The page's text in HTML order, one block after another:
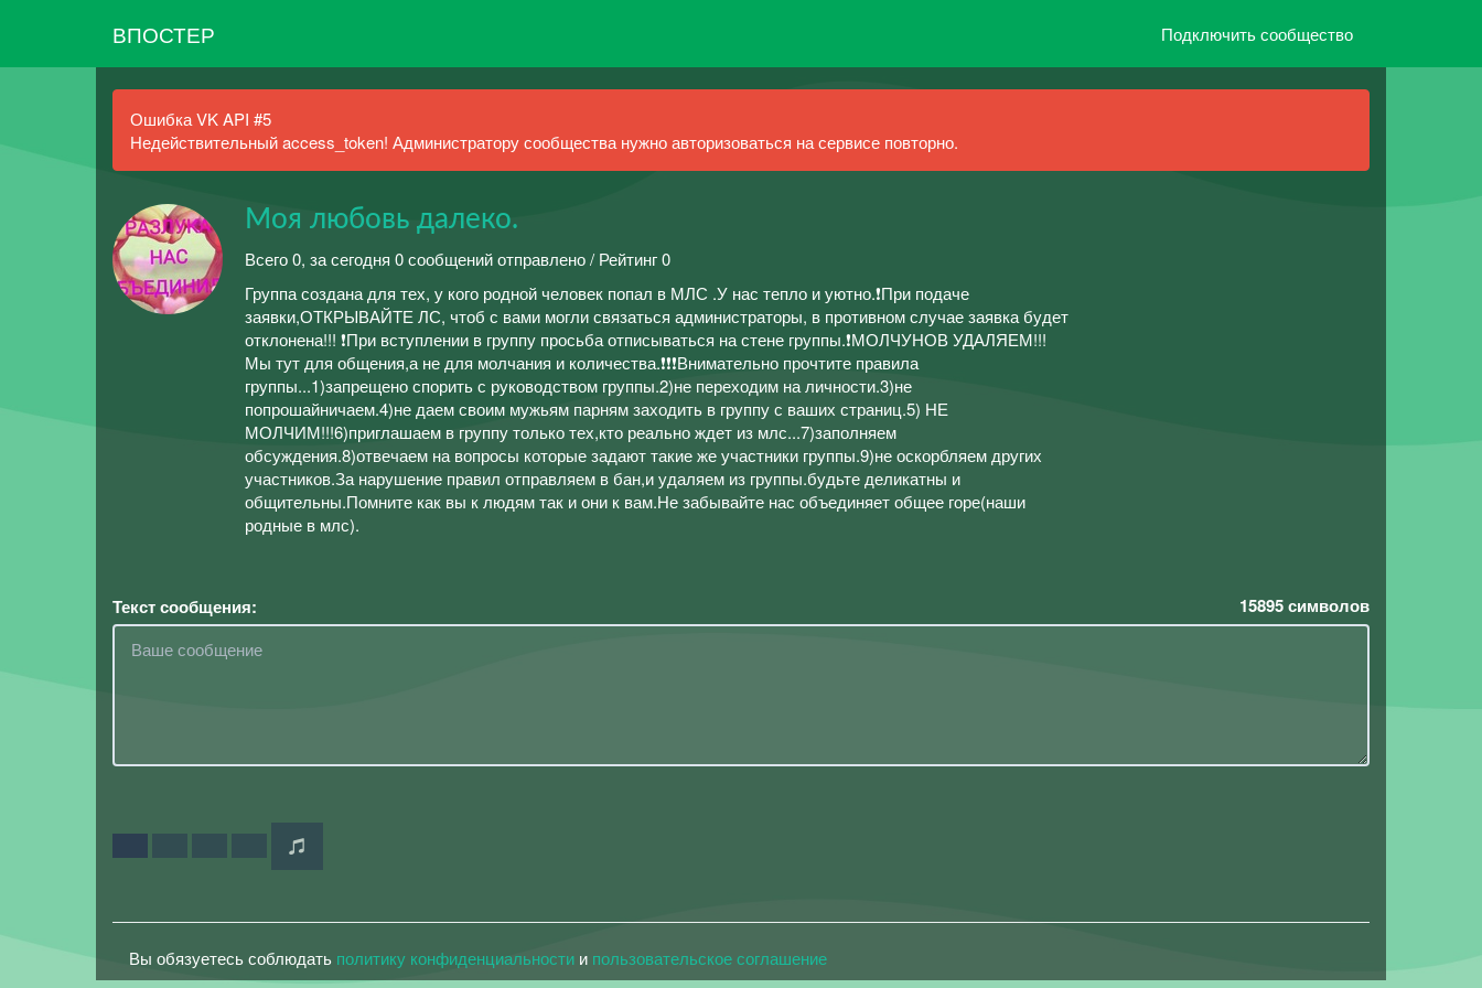
ВПОСТЕР Подключить сообщество
Ошибка VK API #5
Недействительный access_token! Администратору сообщества нужно авторизоваться на сервисе повторно.
Моя любовь далеко.
Всего 0, за сегодня 0 сообщений отправлено / Рейтинг 0
Группа создана для тех, у кого родной человек попал в МЛС .У нас тепло и уютно.❗При подаче
заявки,ОТКРЫВАЙТЕ ЛС, чтоб с вами могли связаться администраторы, в противном случае заявка будет
отклонена!!! ❗При вступлении в группу просьба отписываться на стене группы.❗МОЛЧУНОВ УДАЛЯЕМ!!!
Мы тут для общения,а не для молчания и количества.❗❗❗Внимательно прочтите правила
группы...1)запрещено спорить с руководством группы.2)не переходим на личности.3)не
попрошайничаем.4)не даем своим мужьям парням заходить в группу с ваших страниц.5) НЕ
МОЛЧИМ!!!6)приглашаем в группу только тех,кто реально ждет из млс...7)заполняем
обсуждения.8)отвечаем на вопросы которые задают такие же участники группы.9)не оскорбляем других
участников.За нарушение правил отправляем в бан,и удаляем из группы.будьте деликатны и
общительны.Помните как вы к людям так и они к вам.Не забывайте нас объединяет общее горе(наши
родные в млс).
Текст сообщения: 15895символов
Вы обязуетесь соблюдать политику конфиденциальности и пользовательское соглашение